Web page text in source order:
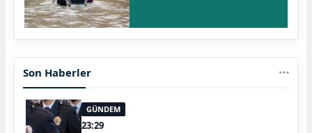
Son Haberler
GÜNDEM
23:29